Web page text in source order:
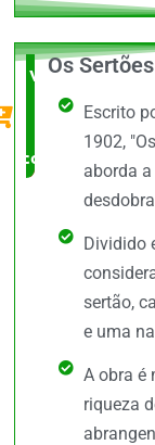
Vale a
Pena
comprar
Os Sertões
Escrito
1902,
aborda
Dividido
sertão,
e uma
A obra é
riqueza